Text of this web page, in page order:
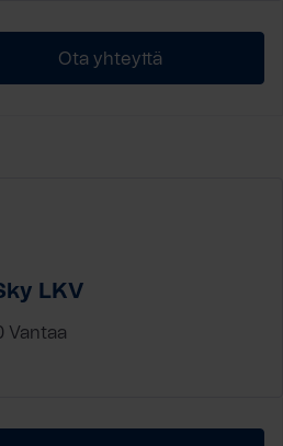
Ota yhteyttä
LKV
Vantaa